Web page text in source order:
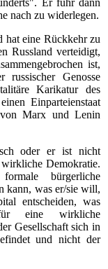
Er fuhr dann
nach zu widerlegen.
hat eine Rückkehr zu
Russland verteidigt,
ist,
Genosse
Karikatur des
Einparteienstaat
Marx und Lenin
oder er ist nicht
Demokratie.
bürgerliche
kann, was er/sie will,
entscheiden, was
eine wirkliche
Gesellschaft sich in
und nicht der